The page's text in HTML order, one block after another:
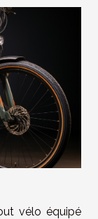
vélo équipé